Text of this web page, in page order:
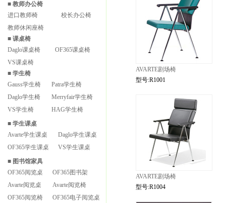
■ 教师办公椅
进口教师椅
校长办公椅
教师休闲座椅
■ 课桌椅
Daglo课桌椅
OF365课桌椅
VS课桌椅
■ 学生椅
Gauss学生椅
Patra学生椅
Daglo学生椅
Merryfair学生椅
VS学生椅
HAG学生椅
■ 学生课桌
Avarte学生课桌
Daglo学生课桌
OF365学生课桌
VS学生课桌
■ 图书馆家具
OF365阅览桌
OF365图书架
Avarte阅览桌
Avarte阅览椅
OF365阅览椅
OF365电子阅览桌
AVARTE剧场椅
型号:R1001
AVARTE剧场椅
型号:R1004